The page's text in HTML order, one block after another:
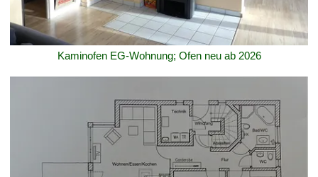
Kaminofen EG-Wohnung; Ofen neu ab 2026